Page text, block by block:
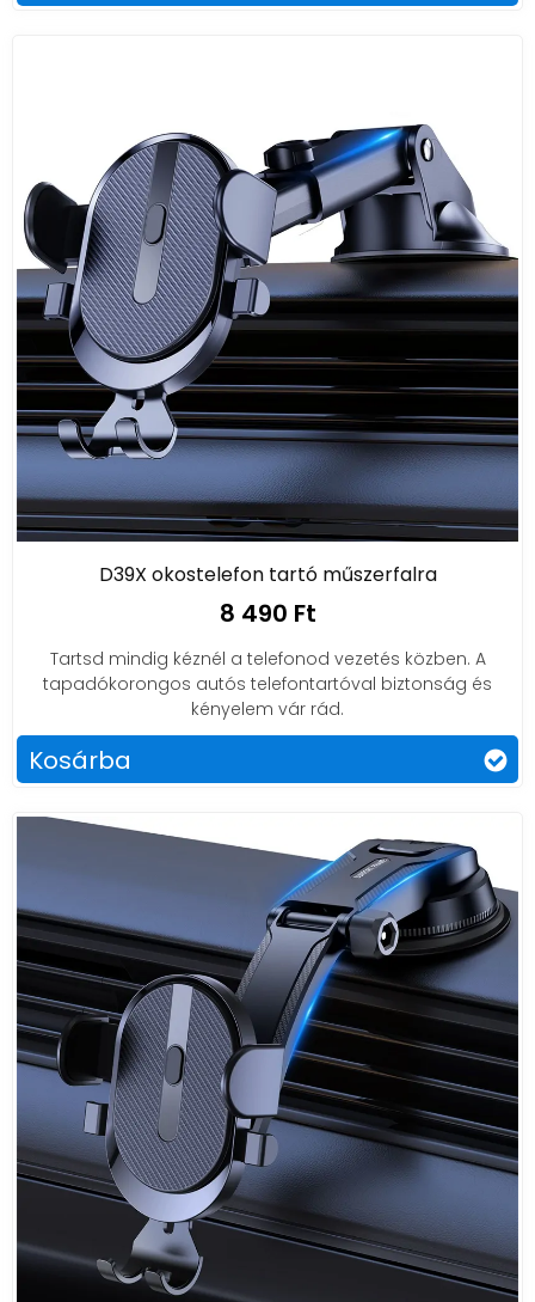
D39X okostelefon tartó műszerfalra
8 490 Ft
Tartsd mindig kéznél a telefonod vezetés közben. A
tapadókorongos autós telefontartóval biztonság és
kényelem vár rád.
Kosárba